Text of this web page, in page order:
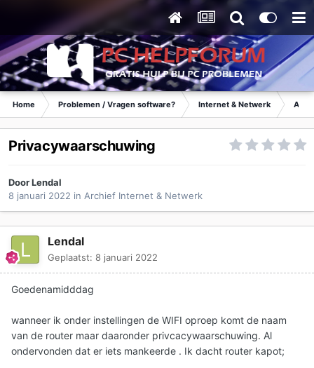
Home Problemen / Vragen software? Internet & Netwerk
Privacywaarschuwing
DoorLendal
8 januari 2022 in Archief Internet & Netwerk
Lendal
Geplaatst: 8 januari 2022
Goedenamidddag
wanneer ik onder instellingen de WIFI oproep komt de naam
van de router maar daaronder privcacywaarschuwing. Al
ondervonden dat er iets mankeerde . Ik dacht router kapot;